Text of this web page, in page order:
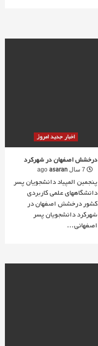
اخبار جدید امروز
درخشش اصفهان در شهرکرد
asaran
پنجمین المپیاد دانشجویان پسر
دانشگاههای علمی کاربردی
کشور درخشش اصفهان در
شهرکرد دانشجویان پسر
اصفهانی…